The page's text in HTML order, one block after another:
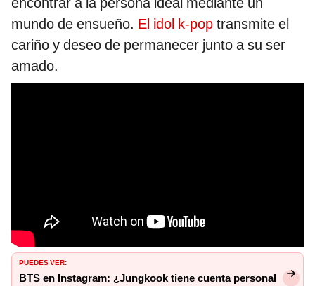
mundo de ensueño. El idol k-pop transmite el
cariño y deseo de permanecer junto a su ser
amado.
PUEDES VER:
BTS en Instagram: ¿Jungkook tiene cuenta personal